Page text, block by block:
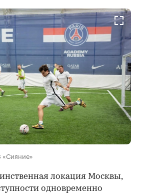
локация Москвы,
одновременно